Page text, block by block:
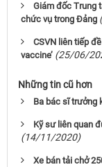
Giám đốc Trung
chức vụ trong Đảng
CSVN liên tiếp
vaccine’ (25/06/
Những tin cũ hơn
Ba bác sĩ trưởng
Kỹ sư liên quan
(14/11/2020)
Xe bán tải chở